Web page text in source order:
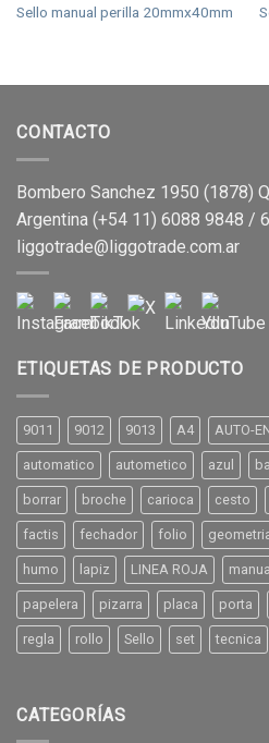
Sello manual perilla 20mmx40mm
CONTACTO
Bombero Sanchez 1950 (1878)
Argentina (+54 11) 6088 9848 /
liggotrade@liggotrade.com.ar
ETIQUETAS DE PRODUCTO
9011 9012 9013 A4 AUTO-
automatico autometico azul
borrar broche carioca cesto
factis fechador folio
humo lapiz LINEA ROJA manual
papelera pizarra placa porta
regla rollo Sello set tecnica
CATEGORÍAS